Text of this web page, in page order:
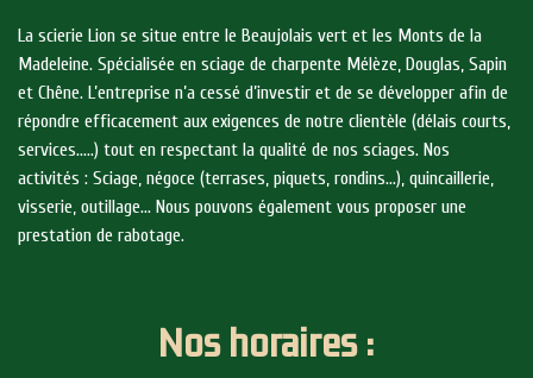
La scierie Lion se situe entre le Beaujolais vert et les Monts de la
Madeleine. Spécialisée en sciage de charpente Mélèze, Douglas, Sapin
et Chêne. L’entreprise n’a cessé d’investir et de se développer afin de
répondre efficacement aux exigences de notre clientèle (délais courts,
services…..) tout en respectant la qualité de nos sciages. Nos
activités : Sciage, négoce (terrases, piquets, rondins…), quincaillerie,
visserie, outillage… Nous pouvons également vous proposer une
prestation de rabotage.
Nos horaires :